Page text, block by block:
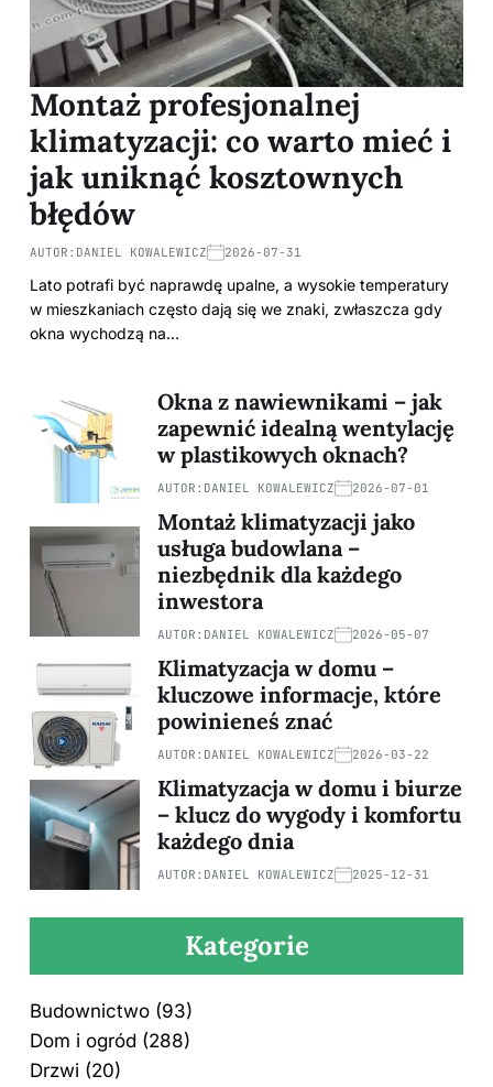
Montaż profesjonalnej
klimatyzacji: co warto mieć i
jak uniknąć kosztownych
błędów
AUTOR: DANIEL KOWALEWICZ 2026-07-31
Lato potrafi być naprawdę upalne, a wysokie temperatury
w mieszkaniach często dają się we znaki, zwłaszcza gdy
okna wychodzą na…
Okna z nawiewnikami – jak
zapewnić idealną wentylację
w plastikowych oknach?
AUTOR: DANIEL KOWALEWICZ 2026-07-01
Montaż klimatyzacji jako
usługa budowlana –
niezbędnik dla każdego
inwestora
AUTOR: DANIEL KOWALEWICZ 2026-05-07
Klimatyzacja w domu –
kluczowe informacje, które
powinieneś znać
AUTOR: DANIEL KOWALEWICZ 2026-03-22
Klimatyzacja w domu i biurze
– klucz do wygody i komfortu
każdego dnia
AUTOR: DANIEL KOWALEWICZ 2025-12-31
Kategorie
Budownictwo (93)
Dom i ogród (288)
Drzwi (20)